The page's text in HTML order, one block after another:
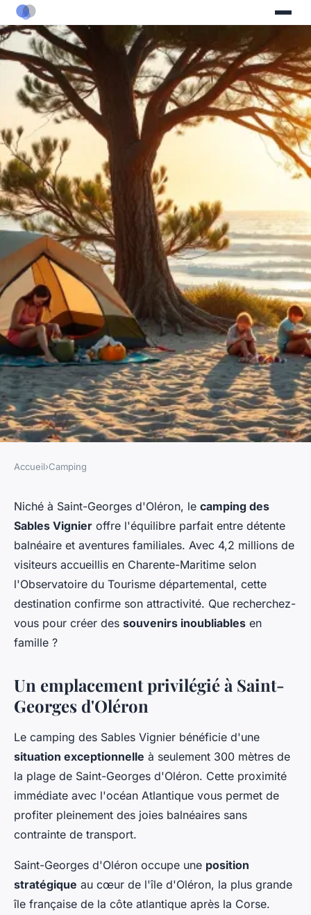
CAMPING
Camping Sables Vignier :
aventures en famille à la plage
Bernardin •19/06/2026 06:31•8 min de lecture
Accueil›Camping
Niché à Saint-Georges d'Oléron, le camping des
Sables Vignier offre l'équilibre parfait entre détente
balnéaire et aventures familiales. Avec 4,2 millions de
visiteurs accueillis en Charente-Maritime selon
l'Observatoire du Tourisme départemental, cette
destination confirme son attractivité. Que recherchez-
vous pour créer des souvenirs inoubliables en
famille ?
Un emplacement privilégié à Saint-
Georges d'Oléron
Le camping des Sables Vignier bénéficie d'une
situation exceptionnelle à seulement 300 mètres de
la plage de Saint-Georges d'Oléron. Cette proximité
immédiate avec l'océan Atlantique vous permet de
profiter pleinement des joies balnéaires sans
contrainte de transport.
Saint-Georges d'Oléron occupe une position
stratégique au cœur de l'île d'Oléron, la plus grande
île française de la côte atlantique après la Corse.